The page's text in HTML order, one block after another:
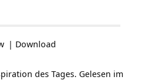
| Download
des Tages. Gelesen im